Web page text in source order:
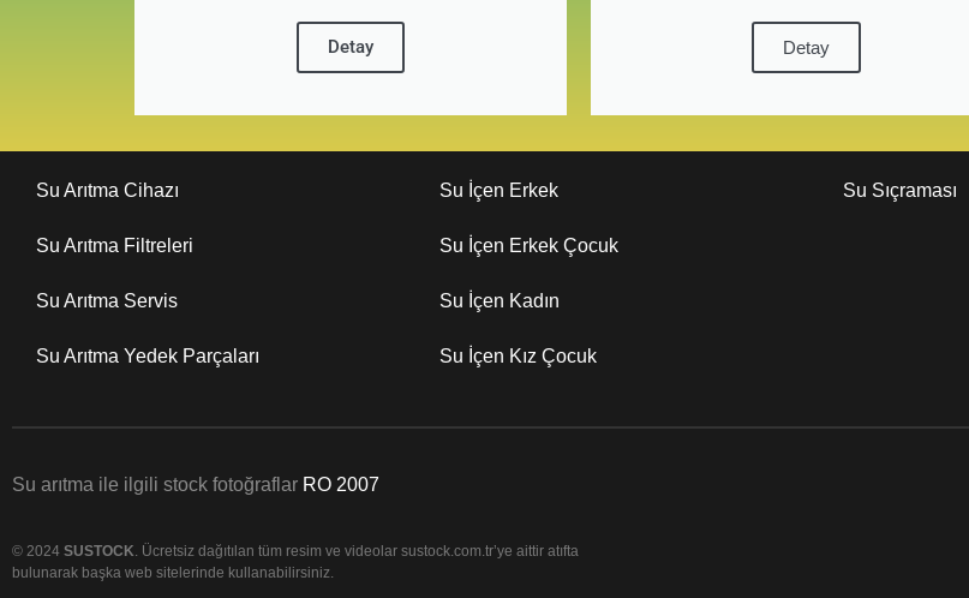
Detay Detay
Su Arıtma Cihazı
Su Arıtma Filtreleri
Su Arıtma Servis
Su Arıtma Yedek Parçaları
Su İçen Erkek
Su İçen Erkek Çocuk
Su İçen Kadın
Su İçen Kız Çocuk
Su Sıçraması
Su arıtma ile ilgili stock fotoğraflar RO 2007
© 2024 SUSTOCK. Ücretsiz dağıtılan tüm resim ve videolar sustock.com.tr’ye aittir atıfta
bulunarak başka web sitelerinde kullanabilirsiniz.